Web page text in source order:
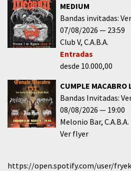
MEDIUM
Bandas invitadas:
07/08/2026
23:59
Club V C.A.B.A.
Entradas
desde 10.000,00
CUMPLE MACABRO
Bandas Invitadas:
08/08/2026
19:00
Melonio Bar C.A.B.A.
Ver flyer
https://open.spotify.com/user/